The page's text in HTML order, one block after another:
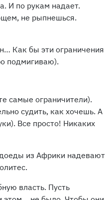
И по рукам надает.
не рыпнешься.
Как бы эти ограничения
подмигиваю).
самые ограничители).
судить, как хочешь. А
Все просто! Никаких
из Африки надевают
власть. Пусть